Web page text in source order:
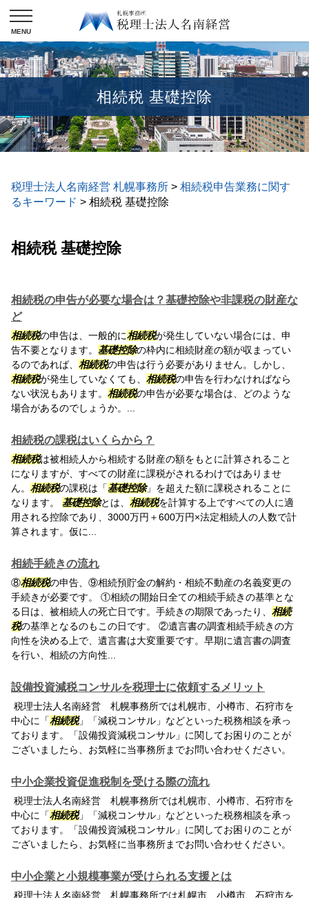
相続税 基礎控除
税理士法人名南経営 札幌事務所 > 相続税申告業務に関す
るキーワード > 相続税 基礎控除
相続税 基礎控除
相続税の申告が必要な場合は？基礎控除や非課税の財産な
ど
相続税の申告は、一般的に相続税が発生していない場合には、申
告不要となります。 基礎控除の枠内に相続財産の額が収まってい
るのであれば、 相続税の申告は行う必要がありません。しかし、
相続税が発生していなくても、 相続税の申告を行わなければなら
ない状況もあります。 相続税の申告が必要な場合は、どのような
場合があるのでしょうか。...
相続税の課税はいくらから？
相続税は被相続人から相続する財産の額をもとに計算されること
になりますが、すべての財産に課税がされるわけではありませ
ん。 相続税の課税は「基礎控除」を超えた額に課税されることに
なります。 基礎控除とは、 相続税を計算する上ですべての人に適
用される控除であり、3000万円＋600万円×法定相続人の人数で計
算されます。仮に...
相続手続きの流れ
⑧相続税の申告、⑨相続預貯金の解約・相続不動産の名義変更の
手続きが必要です。 ①相続の開始日全ての相続手続きの基準とな
る日は、被相続人の死亡日です。手続きの期限であったり、 相続
税の基準となるのもこの日です。 ②遺言書の調査相続手続きの方
向性を決める上で、遺言書は大変重要です。早期に遺言書の調査
を行い、相続の方向性...
設備投資減税コンサルを税理士に依頼するメリット
税理士法人名南経営 札幌事務所では札幌市、小樽市、石狩市を
中心に「相続税」「減税コンサル」などといった税務相談を承っ
ております。「設備投資減税コンサル」に関してお困りのことが
ございましたら、お気軽に当事務所までお問い合わせください。
中小企業投資促進税制を受ける際の流れ
税理士法人名南経営 札幌事務所では札幌市、小樽市、石狩市を
中心に「相続税」「減税コンサル」などといった税務相談を承っ
ております。「設備投資減税コンサル」に関してお困りのことが
ございましたら、お気軽に当事務所までお問い合わせください。
中小企業と小規模事業が受けられる支援とは
税理士法人名南経営 札幌事務所では札幌市、小樽市、石狩市を